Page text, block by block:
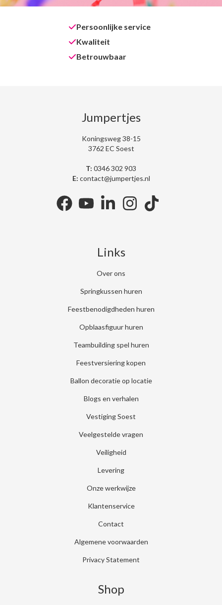
Persoonlijke service
Kwaliteit
Betrouwbaar
Jumpertjes
Koningsweg 38-15
3762 EC Soest
T: 0346 302 903
E: contact@jumpertjes.nl
Links
Over ons
Springkussen huren
Feestbenodigdheden huren
Opblaasfiguur huren
Teambuilding spel huren
Feestversiering kopen
Ballon decoratie op locatie
Blogs en verhalen
Vestiging Soest
Veelgestelde vragen
Veiligheid
Levering
Onze werkwijze
Klantenservice
Contact
Algemene voorwaarden
Privacy Statement
Shop